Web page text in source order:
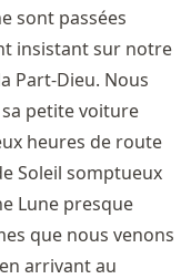
sont passées
insistant sur notre
Part-Dieu. Nous
petite voiture
heures de route
Soleil somptueux
Lune presque
que nous venons
arrivant au